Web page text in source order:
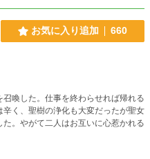
いう絶望的な空間が、彼女の心に小
な力を得る場となる。《マイルー
だけの聖域が生まれる。泣き崩れる
ゼの再起と逆転の物語が始まるのだ
お気に入り追加 660
喚した。仕事を終わらせれば帰れる
く、聖樹の浄化も大変だったが聖女
。やがて二人はお互いに心惹かれる